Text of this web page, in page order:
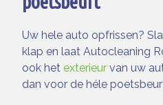
Uw hele auto opfrissen?
klap en laat Autocleaning
ook het exterieur van uw
dan voor de héle